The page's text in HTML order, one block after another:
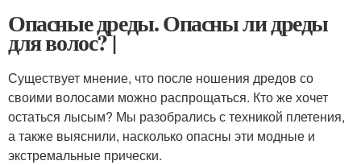
Опасные дреды. Опасны ли дреды
для волос? |
Существует мнение, что после ношения дредов со
своими волосами можно распрощаться. Кто же хочет
остаться лысым? Мы разобрались с техникой плетения,
а также выяснили, насколько опасны эти модные и
экстремальные прически.